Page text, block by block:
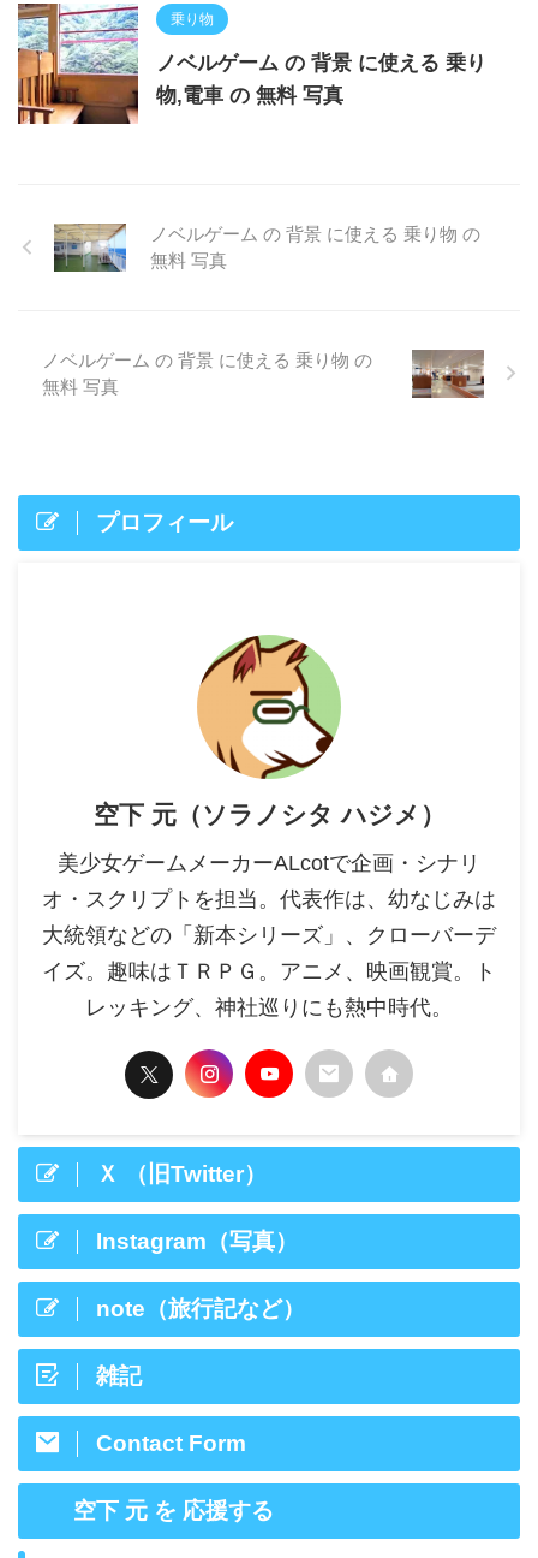
乗り物
ノベルゲーム の 背景 に使える 乗り
物,電車 の 無料 写真
ノベルゲーム の 背景 に使える 乗り物 の
無料 写真
ノベルゲーム の 背景 に使える 乗り物 の
無料 写真
プロフィール
空下 元（ソラノシタ ハジメ）
美少女ゲームメーカーALcotで企画・シナリ
オ・スクリプトを担当。代表作は、幼なじみは
大統領などの「新本シリーズ」、クローバーデ
イズ。趣味はＴＲＰＧ。アニメ、映画観賞。ト
レッキング、神社巡りにも熱中時代。
Ｘ （旧Twitter）
Instagram（写真）
note（旅行記など）
雑記
Contact Form
空下 元 を 応援する